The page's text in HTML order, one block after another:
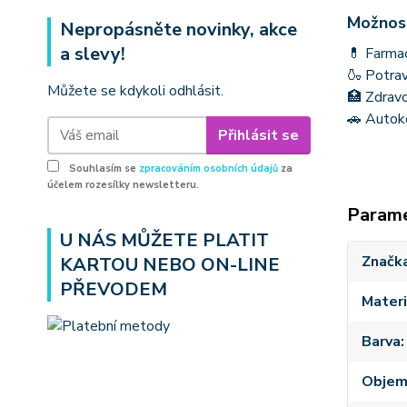
Nepropásněte novinky, akce
a slevy!
Můžete se kdykoli odhlásit.
Přihlásit se
Souhlasím se zpracováním osobních údajů za
účelem rozesílky newsletteru.
U NÁS MŮŽETE PLATIT
KARTOU NEBO ON-LINE
PŘEVODEM
💊
🍶
🏥
🚗
Barva
Objem